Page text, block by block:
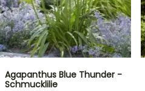
Agapanthus Blue Thunder -
Schmucklilie